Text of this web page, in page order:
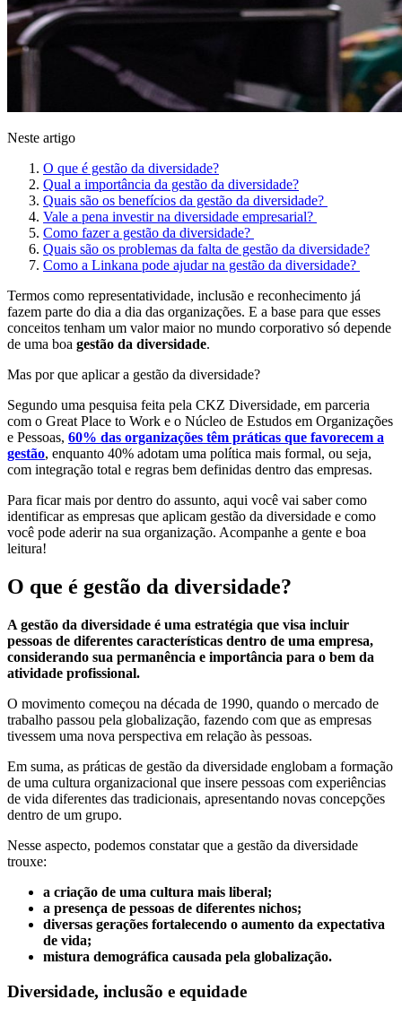
Neste artigo
O que é gestão da diversidade?
Qual a importância da gestão da diversidade?
Quais são os benefícios da gestão da diversidade?
Vale a pena investir na diversidade empresarial?
Como fazer a gestão da diversidade?
Quais são os problemas da falta de gestão da diversidade?
Como a Linkana pode ajudar na gestão da diversidade?
Termos como representatividade, inclusão e reconhecimento já
fazem parte do dia a dia das organizações. E a base para que esses
conceitos tenham um valor maior no mundo corporativo só depende
de uma boa gestão da diversidade.
Mas por que aplicar a gestão da diversidade?
Segundo uma pesquisa feita pela CKZ Diversidade, em parceria
com o Great Place to Work e o Núcleo de Estudos em Organizações
e Pessoas, 60% das organizações têm práticas que favorecem a
gestão, enquanto 40% adotam uma política mais formal, ou seja,
com integração total e regras bem definidas dentro das empresas.
Para ficar mais por dentro do assunto, aqui você vai saber como
identificar as empresas que aplicam gestão da diversidade e como
você pode aderir na sua organização. Acompanhe a gente e boa
leitura!
O que é gestão da diversidade?
A gestão da diversidade é uma estratégia que visa incluir
pessoas de diferentes características dentro de uma empresa,
considerando sua permanência e importância para o bem da
atividade profissional.
O movimento começou na década de 1990, quando o mercado de
trabalho passou pela globalização, fazendo com que as empresas
tivessem uma nova perspectiva em relação às pessoas.
Em suma, as práticas de gestão da diversidade englobam a formação
de uma cultura organizacional que insere pessoas com experiências
de vida diferentes das tradicionais, apresentando novas concepções
dentro de um grupo.
Nesse aspecto, podemos constatar que a gestão da diversidade
trouxe:
a criação de uma cultura mais liberal;
a presença de pessoas de diferentes nichos;
diversas gerações fortalecendo o aumento da expectativa
de vida;
mistura demográfica causada pela globalização.
Diversidade, inclusão e equidade